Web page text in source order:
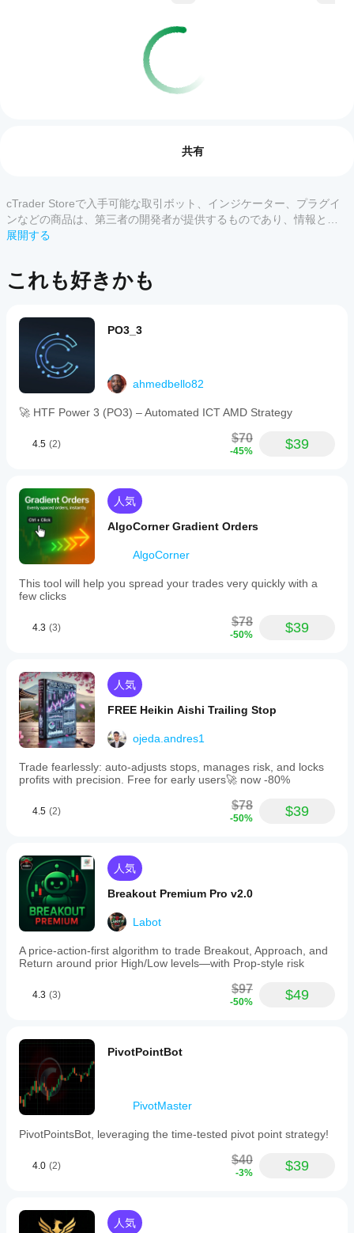
designed
for
automated
market
product
description
minimal,
indicating
is
a
test
version
without
detailed
or
It
does
not
include
information
on
strategies,
timeframes,
management
parameters,
brokers.
The
bot’s
core
features,
trade
frequency,
and
analysis
methods
not
取引プロフィール
カスタマーレビュー
すべて
この
商品
まだ
せ
お使
ある
方
は、
ぜひ
レビ
ュー
願い
しま
うす
れば
よい
cBot
ルし
た
ら、
その
クラ
ウド
はロ
ーカ
スタ
ンス
を開
始し
す。
どの
がcBot
をサポ
ートし
cBotのク
行はすべ
アプリで
サポート
されてい
ますが、
ローカル
実行は
cTrader
Windows
Macでし
いませ
ん。
のパ
ンス
をテ
スト
する
には
すれ
いで
以前に取
引をした
ことのな
いデモ口
座でcBot
を実行
をかけて
そのアク
ィを監視
な市場環
境で一貫
性、ドロ
ーダウ
ン、およ
び動作に
ださい。
cTrader
と
は、過去
の市場デ
ータを使
用して
cBotをバ
ックテス
す。
より
良い
結果
を得
るた
めに
cBot
定を
べき
です
か？
ブロ
ーカ
ーと
市況
に合
て
こと
で、
パフ
ォー
マン
スを
に向
がで
cBot
を実
行す
る前
ラメ
調整
すべ
きで
す
か？
はデ
ルト
ータ
ーで
cBot
べて
同じ
パフ
共有
cTrader Storeで入手可能な取引ボット、インジケーター、プラグイ
ンなどの商品は、第三者の開発者が提供するものであり、情報と技
術の取得のみを目的としてご利用いただけます。cTrader Storeはブ
展開する
これも好きかも
PO3_3
ahmedbello82
🚀 HTF Power 3 (PO3) – Automated ICT AMD Strategy
4.5 (2) $70
-45% $39
人気
AlgoCorner Gradient Orders
AlgoCorner
This tool will help you spread your trades very quickly with a
few clicks
4.3 (3) $78
-50% $39
人気
FREE Heikin Aishi Trailing Stop
ojeda.andres1
Trade fearlessly: auto-adjusts stops, manages risk, and locks
profits with precision. Free for early users🚀 now -80%
4.5 (2) $78
-50% $39
人気
Breakout Premium Pro v2.0
Labot
A price-action-first algorithm to trade Breakout, Approach, and
Return around prior High/Low levels—with Prop-style risk
4.3 (3) $97
-50% $49
PivotPointBot
PivotMaster
PivotPointsBot, leveraging the time-tested pivot point strategy!
4.0 (2) $40
-3% $39
人気